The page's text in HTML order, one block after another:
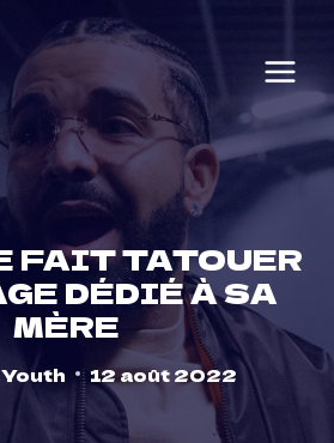
FAIT TATOUER
DÉDIÉ À SA
MÈRE
12 août 2022